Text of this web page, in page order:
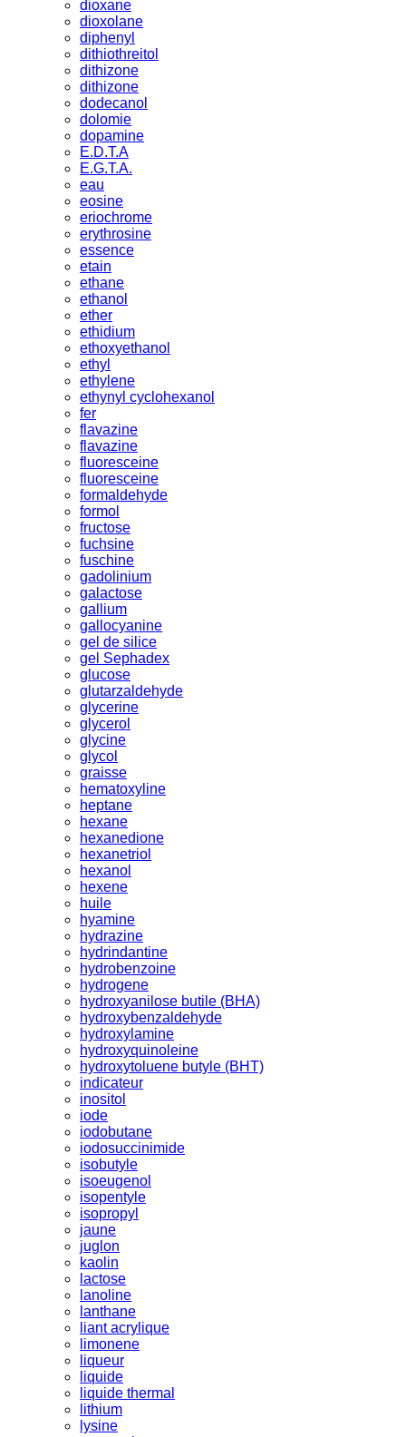
dioxane
dioxolane
diphenyl
dithiothreitol
dithizone
dithizone
dodecanol
dolomie
dopamine
E.D.T.A
E.G.T.A.
eau
eosine
eriochrome
erythrosine
essence
etain
ethane
ethanol
ether
ethidium
ethoxyethanol
ethyl
ethylene
ethynyl cyclohexanol
fer
flavazine
flavazine
fluoresceine
fluoresceine
formaldehyde
formol
fructose
fuchsine
fuschine
gadolinium
galactose
gallium
gallocyanine
gel de silice
gel Sephadex
glucose
glutarzaldehyde
glycerine
glycerol
glycine
glycol
graisse
hematoxyline
heptane
hexane
hexanedione
hexanetriol
hexanol
hexene
huile
hyamine
hydrazine
hydrindantine
hydrobenzoine
hydrogene
hydroxyanilose butile (BHA)
hydroxybenzaldehyde
hydroxylamine
hydroxyquinoleine
hydroxytoluene butyle (BHT)
indicateur
inositol
iode
iodobutane
iodosuccinimide
isobutyle
isoeugenol
isopentyle
isopropyl
jaune
juglon
kaolin
lactose
lanoline
lanthane
liant acrylique
limonene
liqueur
liquide
liquide thermal
lithium
lysine